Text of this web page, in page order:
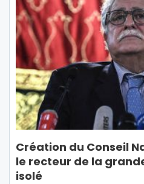
Création du Conseil
le recteur de la
isolé